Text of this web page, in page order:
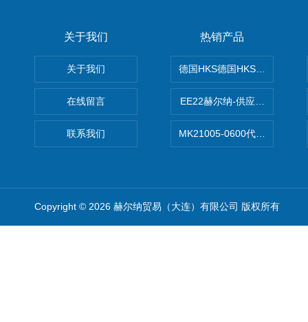
关于我们
关于我们
在线留言
联系我们
热销产品
德国HKS德国HKS液压旋转摆
EE22赫尔纳-供应
MK21005-0600代理德国MK
Copyright © 2026 赫尔纳贸易（大连）有限公司 版权所有